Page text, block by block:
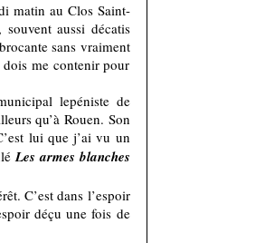
matin au Clos Saint-
souvent aussi décatis
sans vraiment
dois me contenir pour
lepéniste de
qu’à Rouen. Son
lui que j’ai vu un
Les armes blanches
C’est dans l’espoir
déçu une fois de